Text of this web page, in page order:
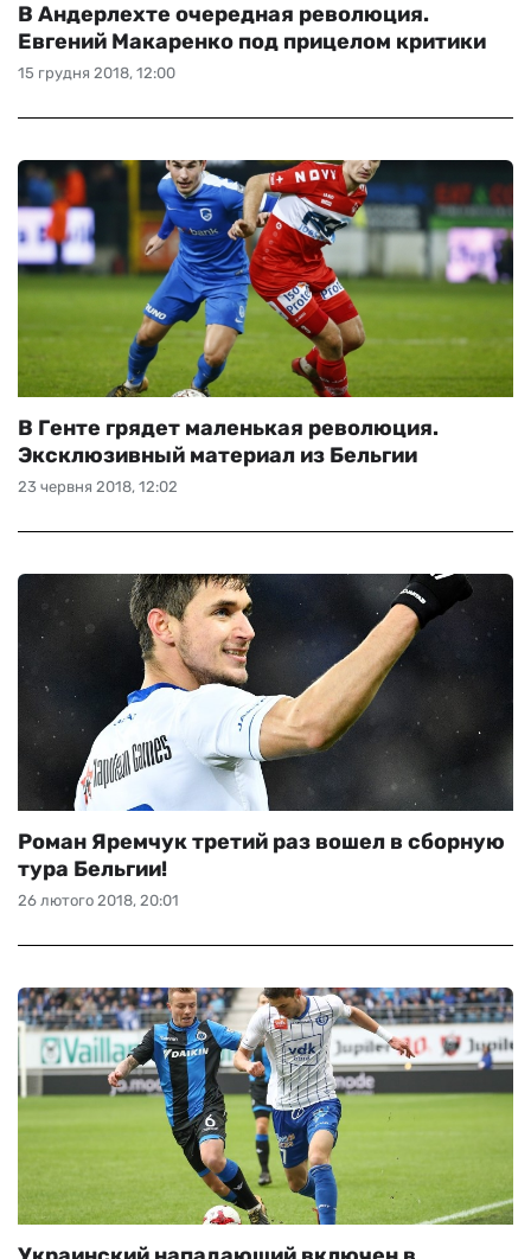
15 грудня 2018, 12:00
В Андерлехте очередная революция.
Евгений Макаренко под прицелом критики
23 червня 2018, 12:02
В Генте грядет маленькая революция.
Эксклюзивный материал из Бельгии
26 лютого 2018, 20:01
Роман Яремчук третий раз вошел в сборную
тура Бельгии!